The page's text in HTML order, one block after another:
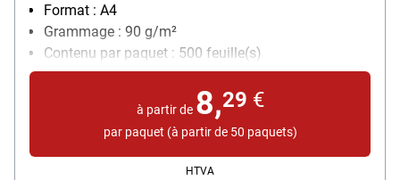
Format : A4
Grammage : 90 g/m²
Contenu par paquet : 500 feuille(s)
à partir de 8,29 €
par paquet (à partir de 50 paquets)
HTVA